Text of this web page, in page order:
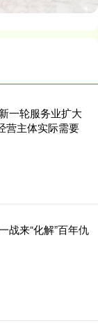
一轮服务业扩大
营主体实际需要
战来“化解”百年仇